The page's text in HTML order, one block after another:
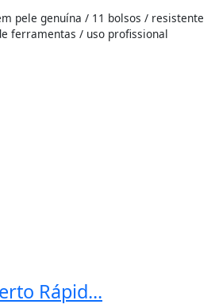
pele genuína / 11 bolsos / resistente
ferramentas / uso profissional
Rápid...